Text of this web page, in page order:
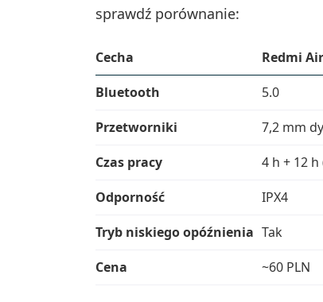
sprawdź porównanie:
Cecha Redmi
Bluetooth
5.0
Przetworniki
7,2 mm
Czas pracy
4 h + 12
Odporność
IPX4
Tryb niskiego opóźnienia Tak
Cena
~60 PLN